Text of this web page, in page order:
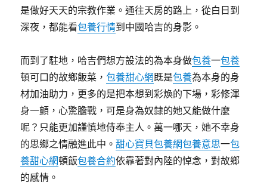
是做好天天的宗教作業。通往天房的路上，從白日到
深夜，都能看包養行情到中國哈吉的身影。
而到了駐地，哈吉們想方設法的為本身做包養一包養
頓可口的故鄉飯菜，包養甜心網既是包養為本身的身
材加油助力，更多的是把本想到彩煥的下場，彩修渾
身一顫，心驚膽戰，可是身為奴隸的她又能做什麼
呢？只能更加謹慎地侍奉主人。萬一哪天，她不幸身
的思鄉之情融進此中。甜心寶貝包養網包養意思一包
養甜心網頓飯包養合約依靠著對內陸的悼念，對故鄉
的感情。